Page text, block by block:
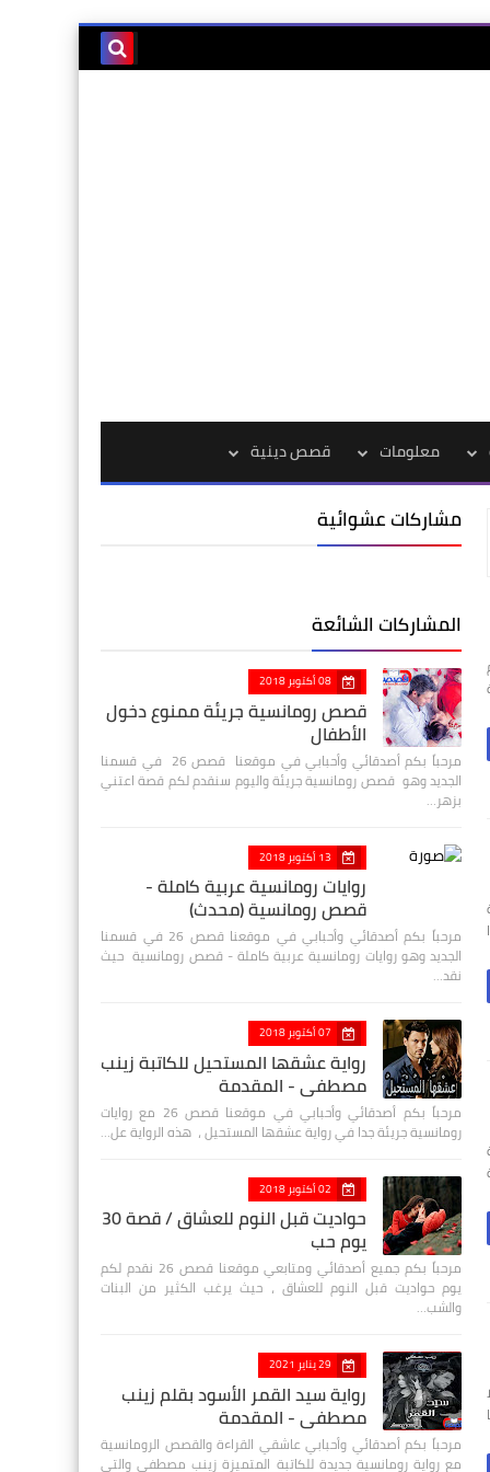
معلومات قصص دينية
مشاركات عشوائية
المشاركات الشائعة
08 أكتوبر 2018
قصص رومانسية جريئة ممنوع دخول
الأطفال
مرحباً بكم أصدقائي وأحبابي في موقعنا قصص 26 في قسمنا
الجديد وهو قصص رومانسية جريئة واليوم سنقدم لكم قصة اعتني
بزهر…
13 أكتوبر 2018
روايات رومانسية عربية كاملة -
قصص رومانسية (محدث)
مرحباً بكم أصدقائي وأحبابي في موقعنا قصص 26 في قسمنا
الجديد وهو روايات رومانسية عربية كاملة - قصص رومانسية حيث
نقد…
07 أكتوبر 2018
رواية عشقها المستحيل للكاتبة زينب
مصطفي - المقدمة
مرحباً بكم أصدقائي وأحبابي في موقعنا قصص 26 مع روايات
رومانسية جريئة جدا في رواية عشقها المستحيل ، هذه الرواية عل…
02 أكتوبر 2018
حواديت قبل النوم للعشاق / قصة 30
يوم حب
مرحباً بكم جميع أصدقائي ومتابعي موقعنا قصص 26 نقدم لكم
يوم حواديت قبل النوم للعشاق ، حيث يرغب الكثير من البنات
والشب…
29 يناير 2021
رواية سيد القمر الأسود بقلم زينب
مصطفي - المقدمة
مرحباً بكم أصدقائي وأحبابي عاشقي القراءة والقصص الرومانسية
مع رواية رومانسية جديدة للكاتبة المتميزة زينب مصطفى والتي